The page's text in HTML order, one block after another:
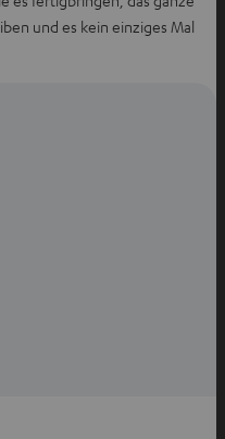
und es kein einziges Mal